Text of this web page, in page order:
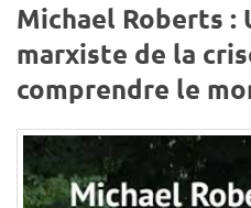
Michael Roberts :
marxiste de la
comprendre le